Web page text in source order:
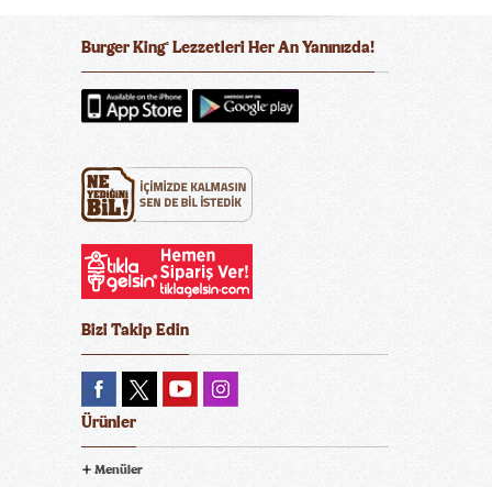
Burger King® Lezzetleri Her An Yanınızda!
Bizi Takip Edin
Ürünler
Menüler